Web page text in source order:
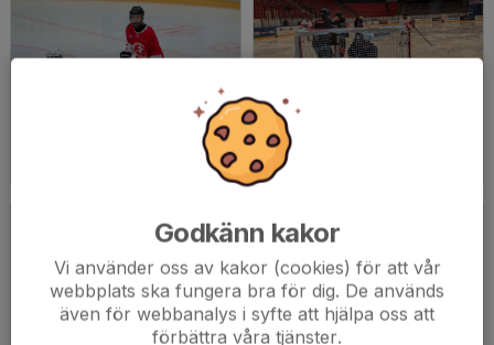
2024/2025 #2: Vita Hästen - Järna SK
2024-01-21
Godkänn kakor
Vi använder oss av kakor (cookies) för att vår
webbplats ska fungera bra för dig. De används
även för webbanalys i syfte att hjälpa oss att
förbättra våra tjänster.